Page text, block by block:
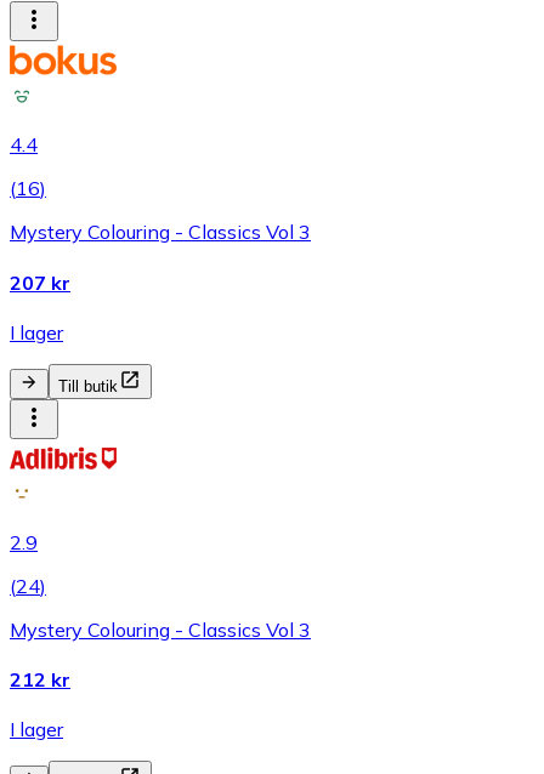
4.4
(16)
Mystery Colouring - Classics Vol 3
207 kr
I lager
Till butik
2.9
(24)
Mystery Colouring - Classics Vol 3
212 kr
I lager